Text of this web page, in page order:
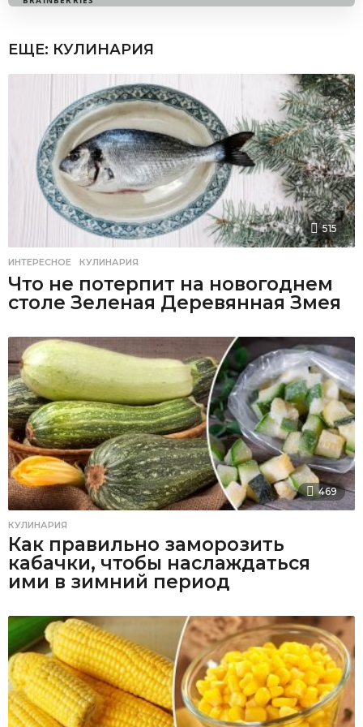
ЕЩЕ: КУЛИНАРИЯ
515
ИНТЕРЕСНОЕ ,КУЛИНАРИЯ
Что не потерпит на новогоднем
столе Зеленая Деревянная Змея
469
КУЛИНАРИЯ
Как правильно заморозить
кабачки, чтобы наслаждаться
ими в зимний период